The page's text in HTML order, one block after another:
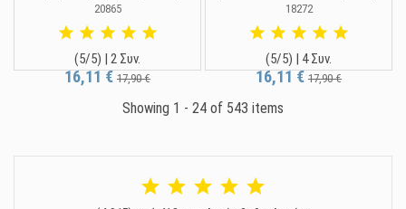
20865
(5/5) | 2 Συν.
16,11 €17,90 €
18272
(5/5) | 4 Συν.
16,11 €17,90 €
Showing 1 - 24 of 543 items